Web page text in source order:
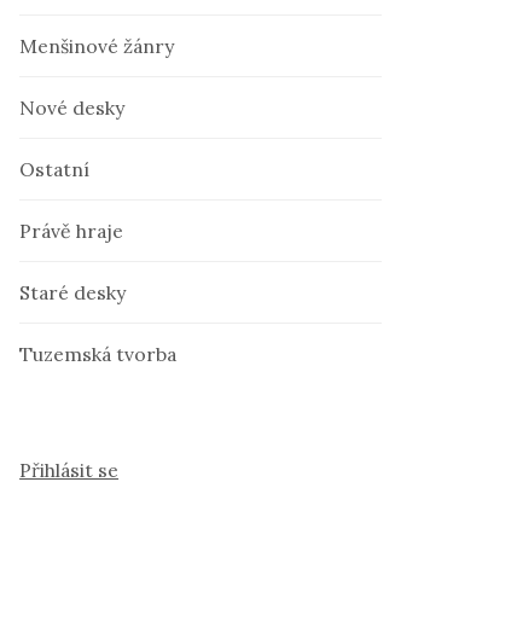
Menšinové žánry
Nové desky
Ostatní
Právě hraje
Staré desky
Tuzemská tvorba
Přihlásit se